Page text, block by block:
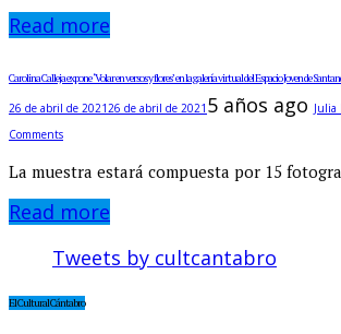
Read more
Carolina Calleja expone ‘Volar en versos y flores’ en la galería virtual del Espacio Joven de
26 de abril de 202126 de abril de 2021 5 años ago Julia
Comments
La muestra estará compuesta por 15
Read more
Tweets by cultcantabro
El Cultural Cántabro